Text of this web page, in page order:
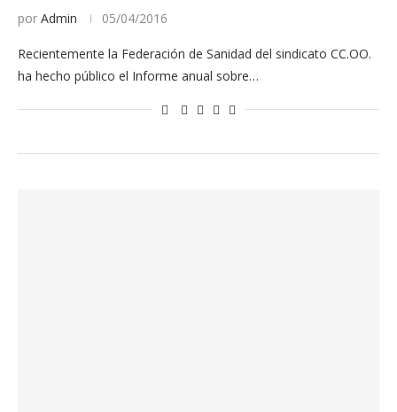
por Admin 05/04/2016
Recientemente la Federación de Sanidad del sindicato CC.OO.
ha hecho público el Informe anual sobre…